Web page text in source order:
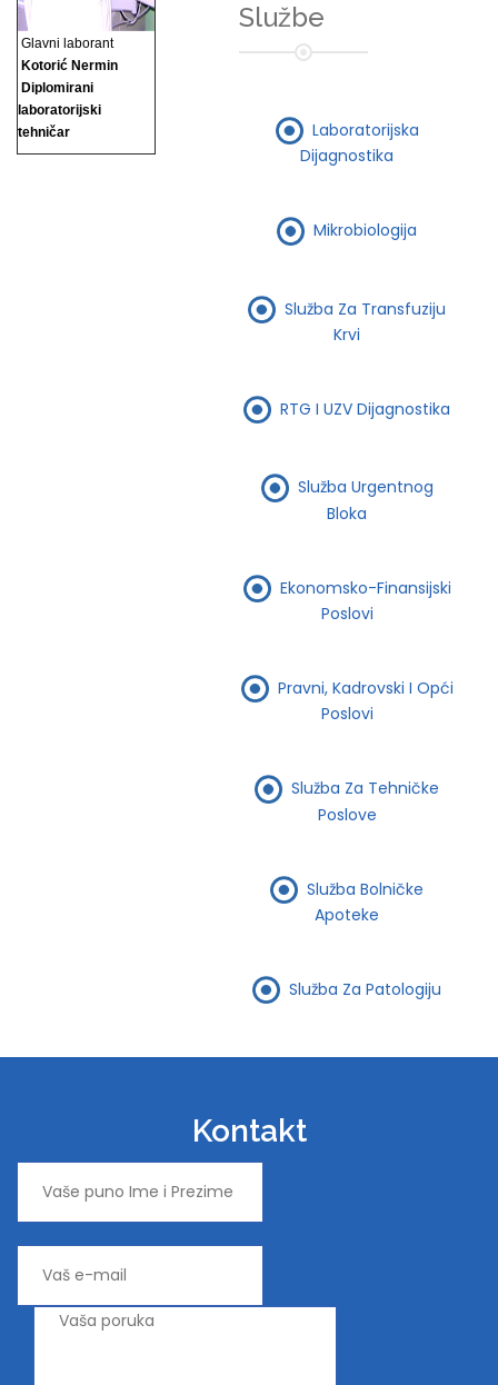
Glavni laborant
Kotorić Nermin
Diplomirani
laboratorijski
tehničar
Službe
Laboratorijska
Dijagnostika
Mikrobiologija
Služba Za Transfuziju
Krvi
RTG I UZV Dijagnostika
Služba Urgentnog
Bloka
Ekonomsko-Finansijski
Poslovi
Pravni, Kadrovski I Opći
Poslovi
Služba Za Tehničke
Poslove
Služba Bolničke
Apoteke
Služba Za Patologiju
Kontakt